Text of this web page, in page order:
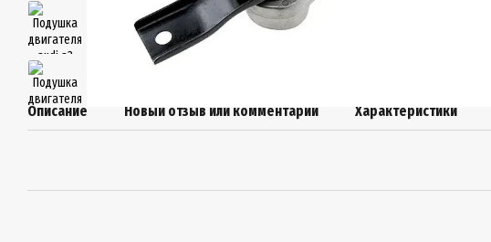
Описание Новый отзыв или комментарий Характеристики